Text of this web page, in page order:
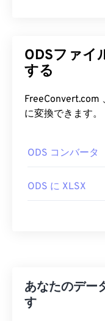
ODSファイ
する
FreeConvert.com 、 ODSファイルを次の他の
に変換できます。
ODS コンバータ
ODS に XLSX
あなたのデー
す